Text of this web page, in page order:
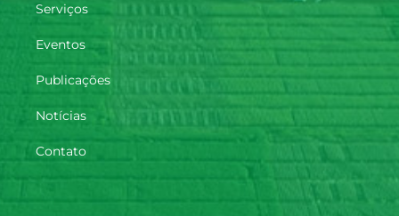
Serviços
Eventos
Publicações
Notícias
Contato